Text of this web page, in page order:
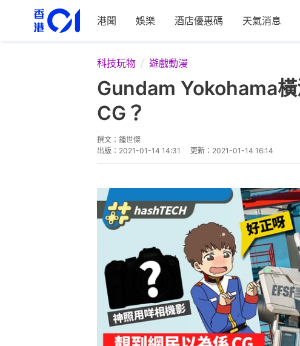
港聞 娛樂 酒店優惠碼 天氣消息
科技玩物 遊戲動漫
Gundam Yokohama
CG？
撰文： 鍾世傑
出版： 2021-01-14 14:31 更新： 2021-01-14 16:14